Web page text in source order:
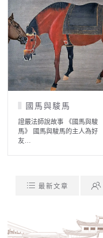
國馬與駿馬
證嚴法師說故事 《國馬與駿
馬》 國馬與駿馬的主人為好
友…
最新文章